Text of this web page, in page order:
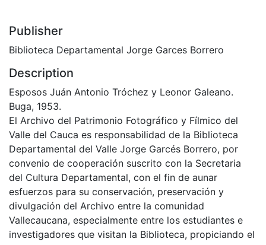
Publisher
Biblioteca Departamental Jorge Garces Borrero
Description
Esposos Juán Antonio Tróchez y Leonor Galeano.
Buga, 1953.
El Archivo del Patrimonio Fotográfico y Fílmico del
Valle del Cauca es responsabilidad de la Biblioteca
Departamental del Valle Jorge Garcés Borrero, por
convenio de cooperación suscrito con la Secretaria
del Cultura Departamental, con el fin de aunar
esfuerzos para su conservación, preservación y
divulgación del Archivo entre la comunidad
Vallecaucana, especialmente entre los estudiantes e
investigadores que visitan la Biblioteca, propiciando el